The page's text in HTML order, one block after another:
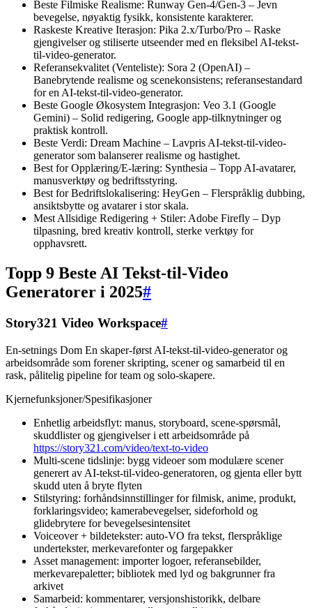
Beste Filmiske Realisme: Runway Gen-4/Gen-3 – Jevn
bevegelse, nøyaktig fysikk, konsistente karakterer.
Raskeste Kreative Iterasjon: Pika 2.x/Turbo/Pro – Raske
gjengivelser og stiliserte utseender med en fleksibel AI-tekst-
til-video-generator.
Referansekvalitet (Venteliste): Sora 2 (OpenAI) –
Banebrytende realisme og scenekonsistens; referansestandard
for en AI-tekst-til-video-generator.
Beste Google Økosystem Integrasjon: Veo 3.1 (Google
Gemini) – Solid redigering, Google app-tilknytninger og
praktisk kontroll.
Beste Verdi: Dream Machine – Lavpris AI-tekst-til-video-
generator som balanserer realisme og hastighet.
Best for Opplæring/E-læring: Synthesia – Topp AI-avatarer,
manusverktøy og bedriftsstyring.
Best for Bedriftslokalisering: HeyGen – Flerspråklig dubbing,
ansiktsbytte og avatarer i stor skala.
Mest Allsidige Redigering + Stiler: Adobe Firefly – Dyp
tilpasning, bred kreativ kontroll, sterke verktøy for
opphavsrett.
Topp 9 Beste AI Tekst-til-Video
Generatorer i 2025#
Story321 Video Workspace#
En-setnings Dom En skaper-først AI-tekst-til-video-generator og
arbeidsområde som forener skripting, scener og samarbeid til en
rask, pålitelig pipeline for team og solo-skapere.
Kjernefunksjoner/Spesifikasjoner
Enhetlig arbeidsflyt: manus, storyboard, scene-spørsmål,
skuddlister og gjengivelser i ett arbeidsområde på
https://story321.com/video/text-to-video
Multi-scene tidslinje: bygg videoer som modulære scener
generert av AI-tekst-til-video-generatoren, og gjenta eller bytt
skudd uten å bryte flyten
Stilstyring: forhåndsinnstillinger for filmisk, anime, produkt,
forklaringsvideo; kamerabevegelser, sideforhold og
glidebrytere for bevegelsesintensitet
Voiceover + bildetekster: auto-VO fra tekst, flerspråklige
undertekster, merkevarefonter og fargepakker
Asset management: importer logoer, referansebilder,
merkevarepaletter; bibliotek med lyd og bakgrunner fra
arkivet
Samarbeid: kommentarer, versjonshistorikk, delbare